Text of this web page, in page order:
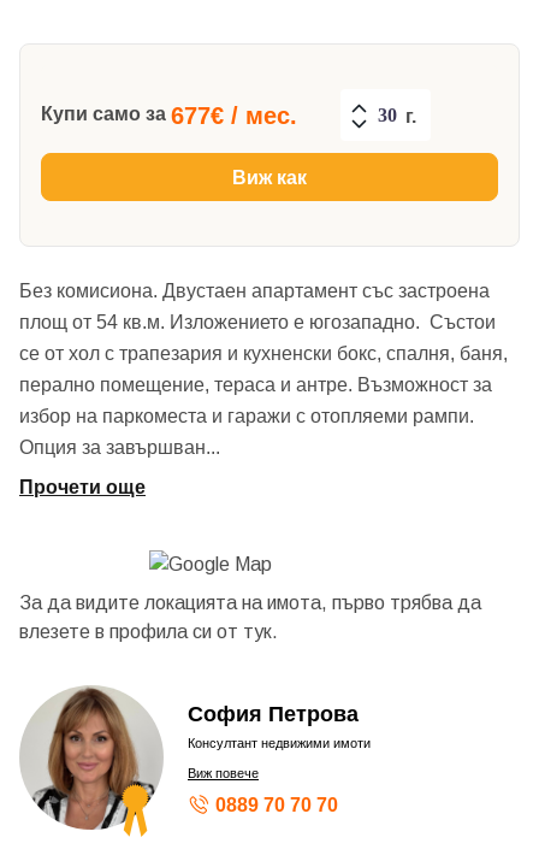
Купи само за 677€ / мес. г.
Виж как
Без комисиона. Двустаен апартамент със застроена
площ от 54 кв.м. Изложението е югозападно. Състои
се от хол с трапезария и кухненски бокс, спалня, баня,
перално помещение, тераса и антре. Възможност за
избор на паркоместа и гаражи с отопляеми рампи.
Опция за завършван...
Прочети още
За да видите локацията на имота, първо трябва да
влезете в профила си от тук.
София Петрова
Консултант недвижими имоти
Виж повече
0889 70 70 70